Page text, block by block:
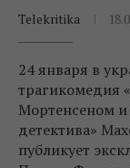
Telekritika
24 января в
трагикомедия
Мортенсеном и
детектива»
публикует